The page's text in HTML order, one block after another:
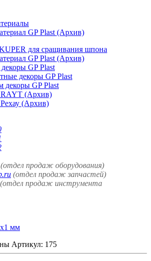
GP Plast (Архив)
для сращивания шпона
GP Plast (Архив)
GP Plast
декоры GP Plast
декоры GP Plast
RAYT (Архив)
(Архив)
(отдел продаж оборудования)
(отдел продаж запчастей)
(отдел продаж инструмента
Артикул: 175